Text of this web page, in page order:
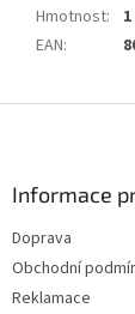
Hmotnost:
EAN:
Informace
Doprava
Obchodní
Reklamace